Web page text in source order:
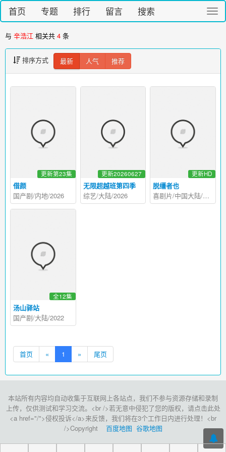
切
换
首页 专题 排行 留言 搜索
与 辛浩江 相关共 4 条
排序方式 最新 人气 推荐
借颜
更新第23集
国产剧/内地/2026
无限超越班第四季
更新20260627
综艺/大陆/2026
脱缰者也
更新HD
喜剧片/中国大陆/2025
汤山驿站
全12集
国产剧/大陆/2022
首页 « 1 » 尾页
本站所有内容均自动收集于互联网上各站点，我们不参与资源存储和录制
上传，仅供测试和学习交流。<br />若无意中侵犯了您的版权，请点击此处
<a href="/">侵权投诉</a>来反馈，我们将在3个工作日内进行处理！<br
/>Copyright 百度地图 谷歌地图